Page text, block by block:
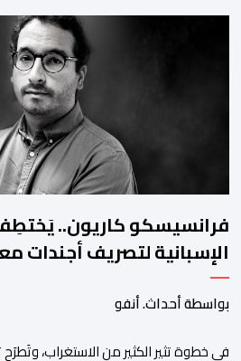
والعروي وأسفي ووجدة والعيون والدار
وطنجة وأصيلة، وذلك في إطار دينامية
والاستعانة بكفاءات أمنية شابة ومتمرسة،
فرانسيسكو كاريون.. يَختطِف
الإسبانية لتصريف أجندات
بواسطة أحداث. أنفو
في خطوة تثير الكثير من الاستغراب،